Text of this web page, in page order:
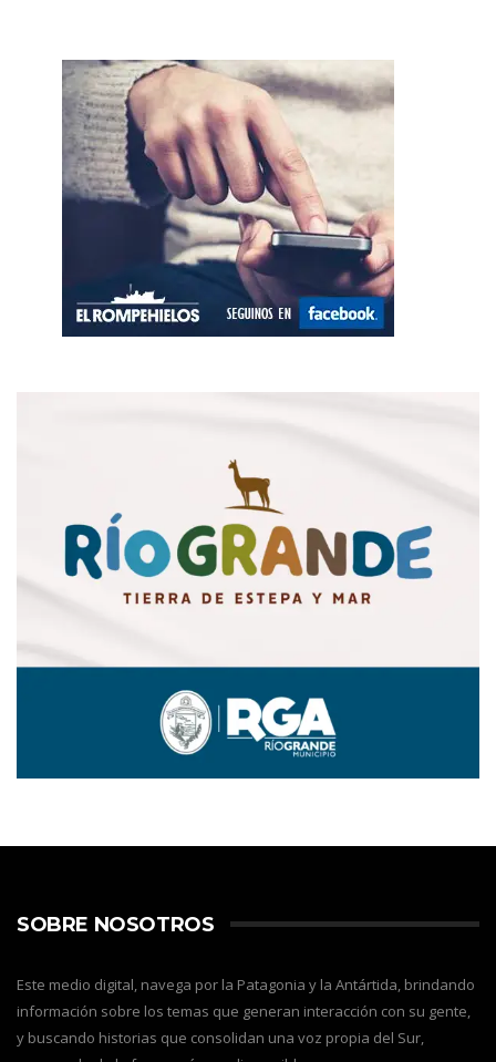
SOBRE NOSOTROS
Este medio digital, navega por la Patagonia y la Antártida, brindando
información sobre los temas que generan interacción con su gente,
y buscando historias que consolidan una voz propia del Sur,